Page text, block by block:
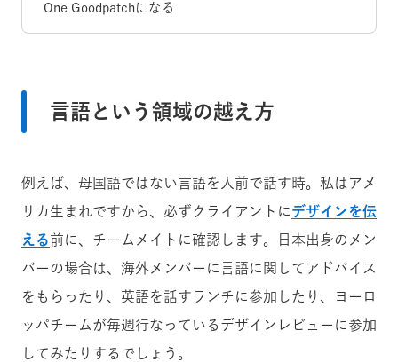
One Goodpatchになる
言語という領域の越え方
例えば、母国語ではない言語を人前で話す時。私はアメ
リカ生まれですから、必ずクライアントにデザインを伝
える前に、チームメイトに確認します。日本出身のメン
バーの場合は、海外メンバーに言語に関してアドバイス
をもらったり、英語を話すランチに参加したり、ヨーロ
ッパチームが毎週行なっているデザインレビューに参加
してみたりするでしょう。